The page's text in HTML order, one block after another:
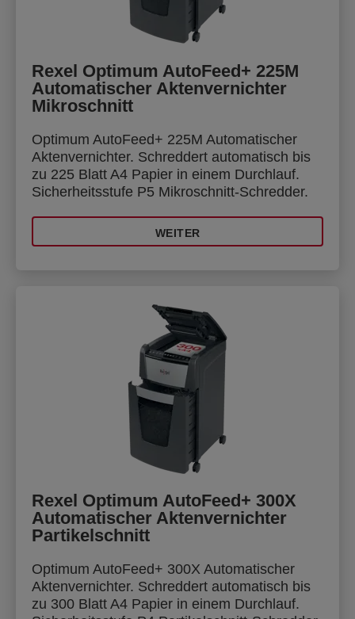
Rexel Optimum AutoFeed+ 225M
Automatischer Aktenvernichter
Mikroschnitt
Optimum AutoFeed+ 225M Automatischer
Aktenvernichter. Schreddert automatisch bis
zu 225 Blatt A4 Papier in einem Durchlauf.
Sicherheitsstufe P5 Mikroschnitt-Schredder.
WEITER
Rexel Optimum AutoFeed+ 300X
Automatischer Aktenvernichter
Partikelschnitt
Optimum AutoFeed+ 300X Automatischer
Aktenvernichter. Schreddert automatisch bis
zu 300 Blatt A4 Papier in einem Durchlauf.